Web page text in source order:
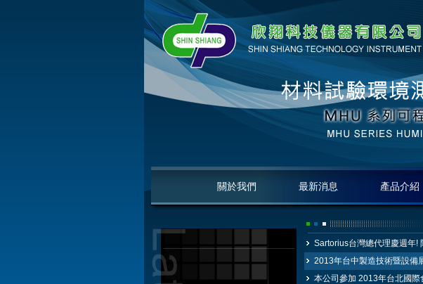
關於我們 最新消息 產品介紹
Sartorius台灣總代理慶週年!
2013年台中製造技術暨設備
本公司參加 2013年台北國